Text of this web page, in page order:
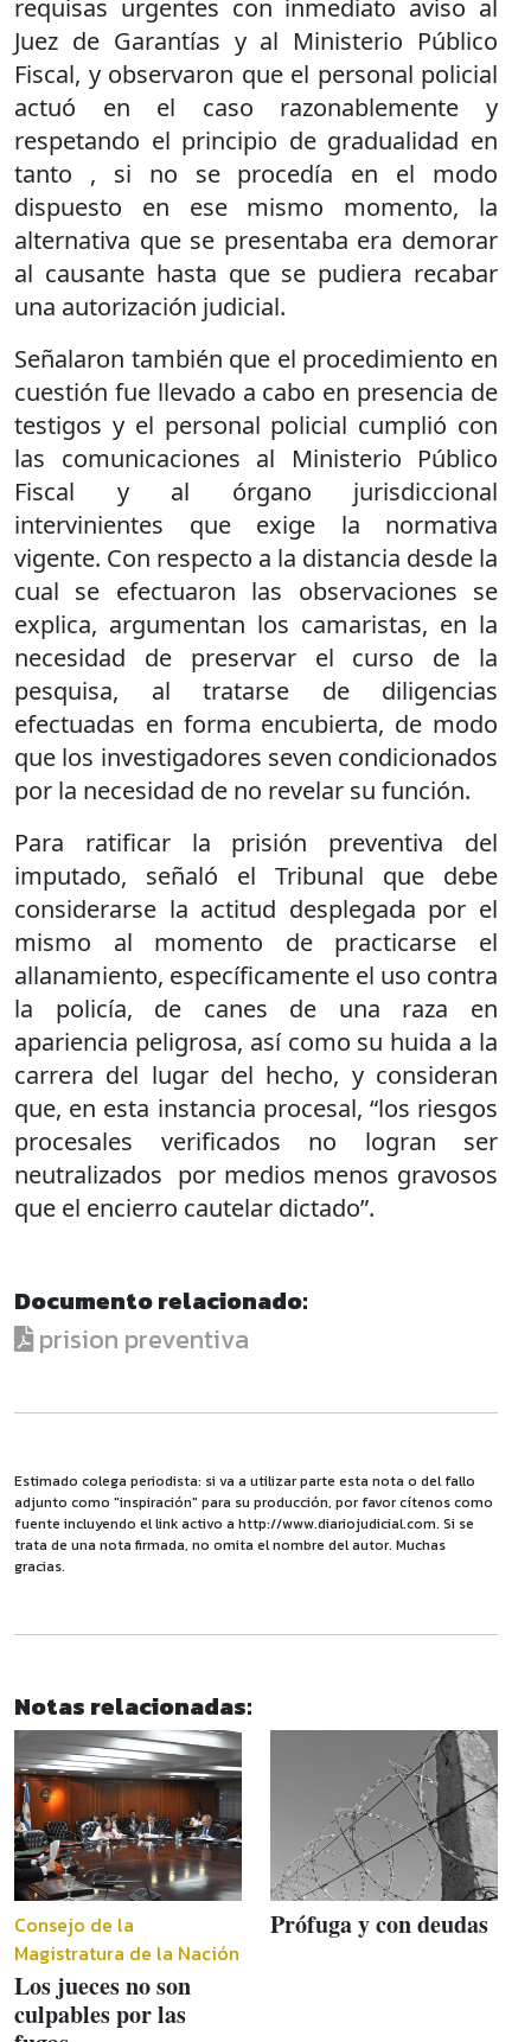
requisas urgentes con inmediato aviso al
Juez de Garantías y al Ministerio Público
Fiscal, y observaron que el personal policial
actuó en el caso razonablemente y
respetando el principio de gradualidad en
tanto , si no se procedía en el modo
dispuesto en ese mismo momento, la
alternativa que se presentaba era demorar
al causante hasta que se pudiera recabar
una autorización judicial.
Señalaron también que el procedimiento en
cuestión fue llevado a cabo en presencia de
testigos y el personal policial cumplió con
las comunicaciones al Ministerio Público
Fiscal y al órgano jurisdiccional
intervinientes que exige la normativa
vigente. Con respecto a la distancia desde la
cual se efectuaron las observaciones se
explica, argumentan los camaristas, en la
necesidad de preservar el curso de la
pesquisa, al tratarse de diligencias
efectuadas en forma encubierta, de modo
que los investigadores seven condicionados
por la necesidad de no revelar su función.
Para ratificar la prisión preventiva del
imputado, señaló el Tribunal que debe
considerarse la actitud desplegada por el
mismo al momento de practicarse el
allanamiento, específicamente el uso contra
la policía, de canes de una raza en
apariencia peligrosa, así como su huida a la
carrera del lugar del hecho, y consideran
que, en esta instancia procesal, “los riesgos
procesales verificados no logran ser
neutralizados por medios menos gravosos
que el encierro cautelar dictado”.
Documento relacionado:
prision preventiva
Estimado colega periodista: si va a utilizar parte esta nota o del fallo
adjunto como "inspiración" para su producción, por favor cítenos como
fuente incluyendo el link activo a http://www.diariojudicial.com. Si se
trata de una nota firmada, no omita el nombre del autor. Muchas
gracias.
Notas relacionadas:
Consejo de la
Magistratura de la Nación
Los jueces no son
culpables por las
Prófuga y con deudas